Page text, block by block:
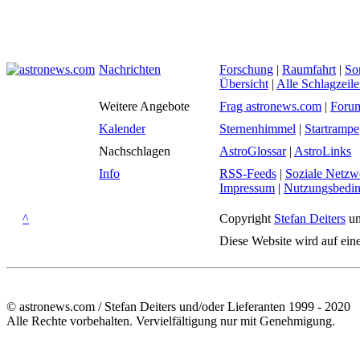
Nachrichten Forschung | Raumfahrt |
Übersicht | Alle
Weitere Angebote
Frag astronews.com |
Kalender
Sternenhimmel | Startrampe
Nachschlagen
AstroGlossar| AstroLinks
Info
RSS-Feeds | Soziale
Impressum |
^ Copyright Stefan Deiters
Diese Website wird auf
© astronews.com / Stefan Deiters und/oder Lieferanten 1999 - 2020
Alle Rechte vorbehalten. Vervielfältigung nur mit Genehmigung.